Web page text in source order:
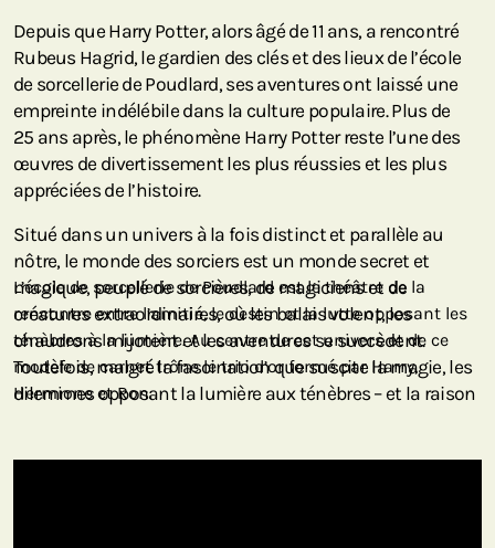
Depuis que Harry Potter, alors âgé de 11 ans, a rencontré
Rubeus Hagrid, le gardien des clés et des lieux de l’école
de sorcellerie de Poudlard, ses aventures ont laissé une
empreinte indélébile dans la culture populaire. Plus de
25 ans après, le phénomène Harry Potter reste l’une des
œuvres de divertissement les plus réussies et les plus
appréciées de l’histoire.
Situé dans un univers à la fois distinct et parallèle au
nôtre, le monde des sorciers est un monde secret et
magique, peuplé de sorcières, de magiciens et de
créatures extraordinaires, où les balais volent, les
chaudrons mijotent et les aventures se succèdent.
Toutefois, malgré la fascination que suscite la magie, les
dilemmes opposant la lumière aux ténèbres – et la raison
L’école de sorcellerie de Poudlard est le théâtre de la
rencontre entre l’amitié, le destin et la lutte opposant les
ténèbres à la lumière. Au centre de cet univers et de ce
modèle de carnet trône le trio d’or formé par Harry,
Hermione et Ron.